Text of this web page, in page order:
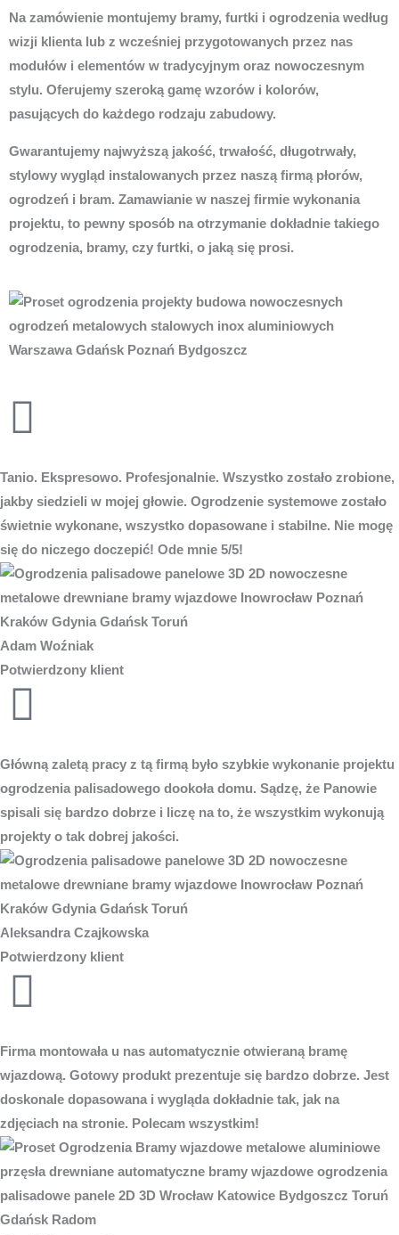
Na zamówienie montujemy bramy, furtki i ogrodzenia według
wizji klienta lub z wcześniej przygotowanych przez nas
modułów i elementów w tradycyjnym oraz nowoczesnym
stylu. Oferujemy szeroką gamę wzorów i kolorów,
pasujących do każdego rodzaju zabudowy.
Gwarantujemy najwyższą jakość, trwałość, długotrwały,
stylowy wygląd instalowanych przez naszą firmą płorów,
ogrodzeń i bram. Zamawianie w naszej firmie wykonania
projektu, to pewny sposób na otrzymanie dokładnie takiego
ogrodzenia, bramy, czy furtki, o jaką się prosi.
Tanio. Ekspresowo. Profesjonalnie. Wszystko zostało zrobione,
jakby siedzieli w mojej głowie. Ogrodzenie systemowe zostało
świetnie wykonane, wszystko dopasowane i stabilne. Nie mogę
się do niczego doczepić! Ode mnie 5/5!
Adam Woźniak
Potwierdzony klient
Główną zaletą pracy z tą firmą było szybkie wykonanie projektu
ogrodzenia palisadowego dookoła domu. Sądzę, że Panowie
spisali się bardzo dobrze i liczę na to, że wszystkim wykonują
projekty o tak dobrej jakości.
Aleksandra Czajkowska
Potwierdzony klient
Firma montowała u nas automatycznie otwieraną bramę
wjazdową. Gotowy produkt prezentuje się bardzo dobrze. Jest
doskonale dopasowana i wygląda dokładnie tak, jak na
zdjęciach na stronie. Polecam wszystkim!